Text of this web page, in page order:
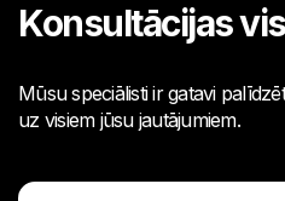
Konsultācijas
Mūsu speciālisti ir gatavi
uz visiem jūsu jautājumiem.